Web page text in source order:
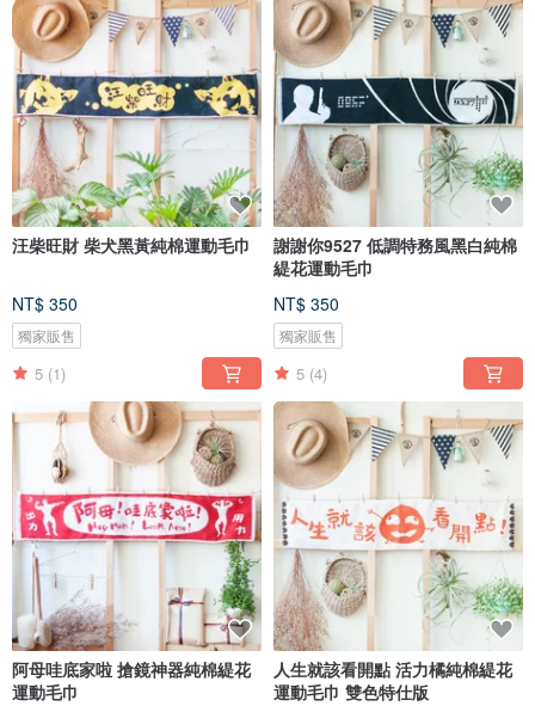
汪柴旺財 柴犬黑黃純棉運動毛巾
NT$ 350
獨家販售
5 (1)
謝謝你9527 低調特務風黑白純棉
緹花運動毛巾
NT$ 350
獨家販售
5 (4)
阿母哇底家啦 搶鏡神器純棉緹花
運動毛巾
人生就該看開點 活力橘純棉緹花
運動毛巾 雙色特仕版